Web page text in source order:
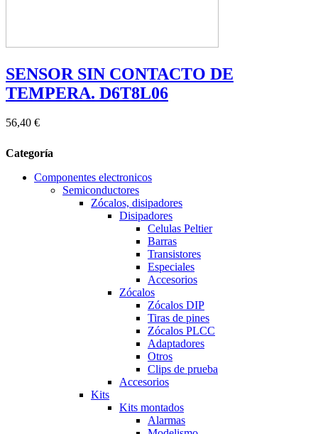
SENSOR SIN CONTACTO DE
TEMPERA. D6T8L06
56,40 €
Categoría
Componentes electronicos
Semiconductores
Zócalos, disipadores
Disipadores
Celulas Peltier
Barras
Transistores
Especiales
Accesorios
Zócalos
Zócalos DIP
Tiras de pines
Zócalos PLCC
Adaptadores
Otros
Clips de prueba
Accesorios
Kits
Kits montados
Alarmas